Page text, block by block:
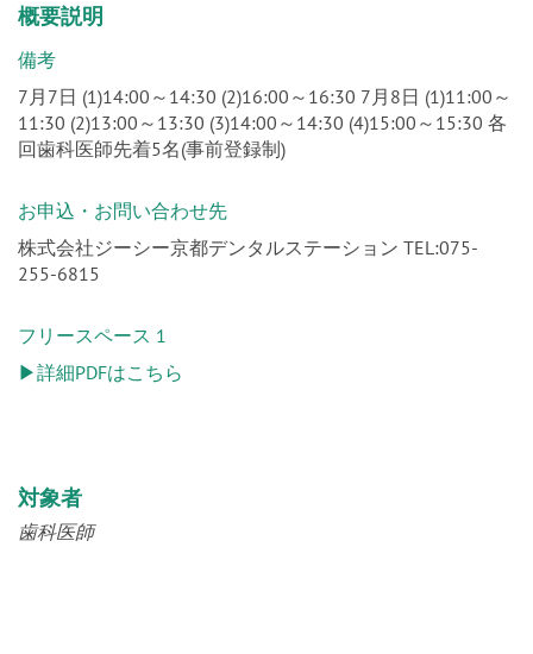
概要説明
備考
7月7日 (1)14:00～14:30 (2)16:00～16:30 7月8日 (1)11:00～
11:30 (2)13:00～13:30 (3)14:00～14:30 (4)15:00～15:30 各
回歯科医師先着5名(事前登録制)
お申込・お問い合わせ先
株式会社ジーシー京都デンタルステーション TEL:075-
255-6815
フリースペース 1
▶詳細PDFはこちら
対象者
歯科医師